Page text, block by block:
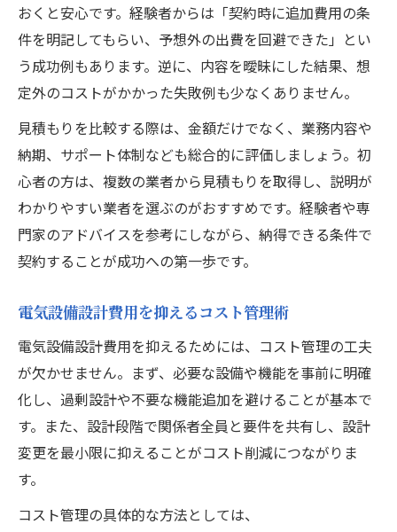
おくと安心です。経験者からは「契約時に追加費用の条
件を明記してもらい、予想外の出費を回避できた」とい
う成功例もあります。逆に、内容を曖昧にした結果、想
定外のコストがかかった失敗例も少なくありません。
見積もりを比較する際は、金額だけでなく、業務内容や
納期、サポート体制なども総合的に評価しましょう。初
心者の方は、複数の業者から見積もりを取得し、説明が
わかりやすい業者を選ぶのがおすすめです。経験者や専
門家のアドバイスを参考にしながら、納得できる条件で
契約することが成功への第一歩です。
電気設備設計費用を抑えるコスト管理術
電気設備設計費用を抑えるためには、コスト管理の工夫
が欠かせません。まず、必要な設備や機能を事前に明確
化し、過剰設計や不要な機能追加を避けることが基本で
す。また、設計段階で関係者全員と要件を共有し、設計
変更を最小限に抑えることがコスト削減につながりま
す。
コスト管理の具体的な方法としては、